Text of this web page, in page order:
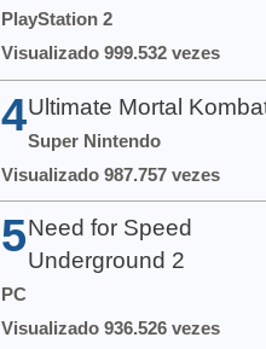
PlayStation 2
Visualizado 999.532 vezes
4 Ultimate Mortal
Super Nintendo
Visualizado 987.757 vezes
5 Need for Speed
Underground 2
PC
Visualizado 936.526 vezes